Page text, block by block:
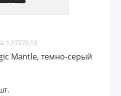
1.17376.13
Mantle, темно-серый